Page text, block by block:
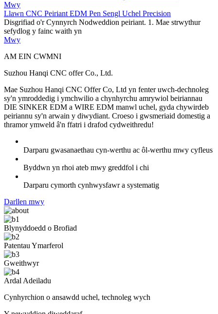
Mwy
Llawn CNC Peiriant EDM Pen Sengl Uchel Precision
Disgrifiad o'r Cynnyrch Nodweddion peiriant. 1. Mae strwythur
sefydlog y fainc waith yn
Mwy
AM EIN CWMNI
Suzhou Hanqi CNC offer Co., Ltd.
Mae Suzhou Hanqi CNC Offer Co, Ltd yn fenter uwch-dechnoleg
sy'n ymroddedig i ymchwilio a chynhyrchu amrywiol beiriannau
DIE SINKER EDM a WIRE EDM manwl uchel, gyda chywirdeb
peiriannu sy'n arwain y diwydiant. Croeso i gwsmeriaid domestig a
thramor ymweld â'n ffatri i drafod cydweithredu!
Darparu gwasanaethau cyn-werthu ac ôl-werthu mwy cyfleus
Byddwn yn rhoi ateb mwy greddfol i chi
Darparu cymorth cynhwysfawr a systematig
Darllen mwy
Blynyddoedd o Brofiad
Patentau Ymarferol
Gweithwyr
Ardal Adeiladu
Cynhyrchion o ansawdd uchel, technoleg wych